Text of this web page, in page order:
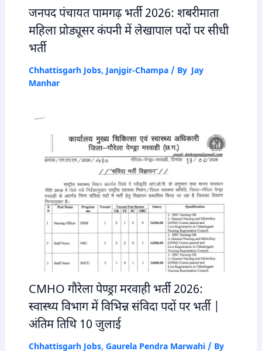
जनपद पंचायत पामगढ़ भर्ती 2026: शबरीमाता
महिला प्रोड्यूसर कंपनी में लेखापाल पदों पर सीधी
भर्ती
Chhattisgarh Jobs, Janjgir-Champa/ By Jay
Manhar
CMHO गौरेला पेण्ड्रा मरवाही भर्ती 2026:
स्वास्थ्य विभाग में विभिन्न संविदा पदों पर भर्ती |
अंतिम तिथि 10 जुलाई
Chhattisgarh Jobs, Gaurela Pendra Marwahi/ By